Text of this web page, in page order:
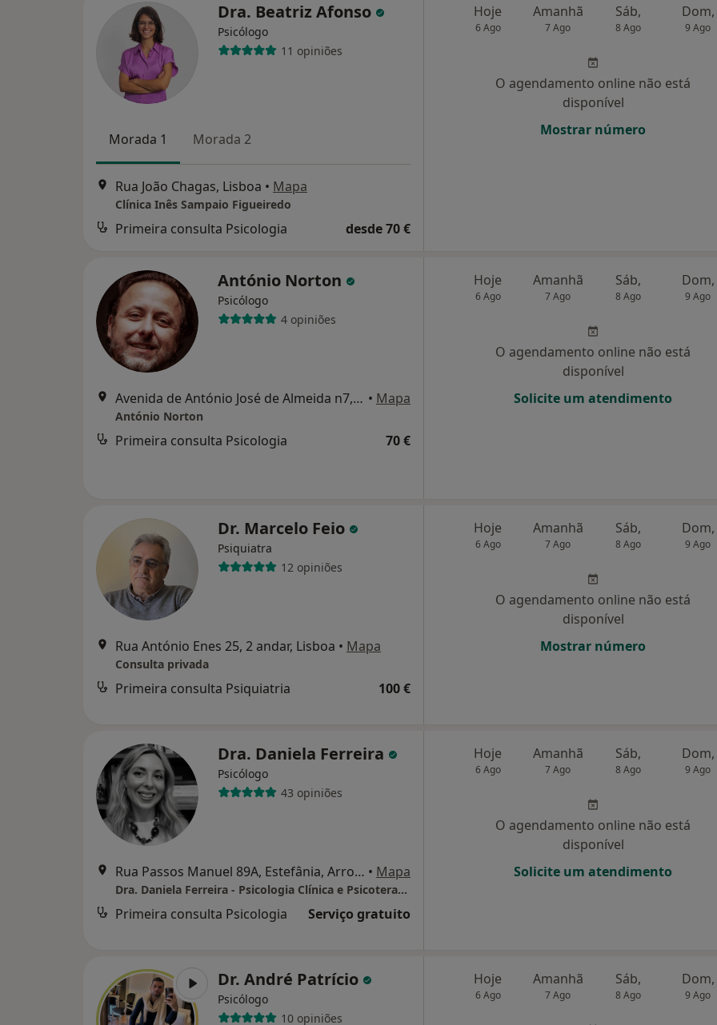
Dra. Beatriz Afonso
Psicólogo
11 opiniões
Morada 1 Morada 2
Rua João Chagas, Lisboa • Mapa
Clínica Inês Sampaio Figueiredo
Primeira consulta Psicologia desde 70 €
Hoje
6 Ago
Amanhã
7 Ago
Sáb,
8 Ago
Dom,
9 Ago
O agendamento online não está
disponível
Mostrar número
António Norton
Psicólogo
4 opiniões
Avenida de António José de Almeida n7, Lisboa • Mapa
António Norton
Primeira consulta Psicologia 70 €
Hoje
6 Ago
Amanhã
7 Ago
Sáb,
8 Ago
Dom,
9 Ago
O agendamento online não está
disponível
Solicite um atendimento
Dr. Marcelo Feio
Psiquiatra
12 opiniões
Rua António Enes 25, 2 andar, Lisboa • Mapa
Consulta privada
Primeira consulta Psiquiatria 100 €
Hoje
6 Ago
Amanhã
7 Ago
Sáb,
8 Ago
Dom,
9 Ago
O agendamento online não está
disponível
Mostrar número
Dra. Daniela Ferreira
Psicólogo
43 opiniões
Rua Passos Manuel 89A, Estefânia, Arroios, Lisboa • Mapa
Dra. Daniela Ferreira - Psicologia Clínica e Psicoterapia
Primeira consulta Psicologia Serviço gratuito
Hoje
6 Ago
Amanhã
7 Ago
Sáb,
8 Ago
Dom,
9 Ago
O agendamento online não está
disponível
Solicite um atendimento
Dr. André Patrício
Psicólogo
10 opiniões
Hoje
6 Ago
Amanhã
7 Ago
Sáb,
8 Ago
Dom,
9 Ago